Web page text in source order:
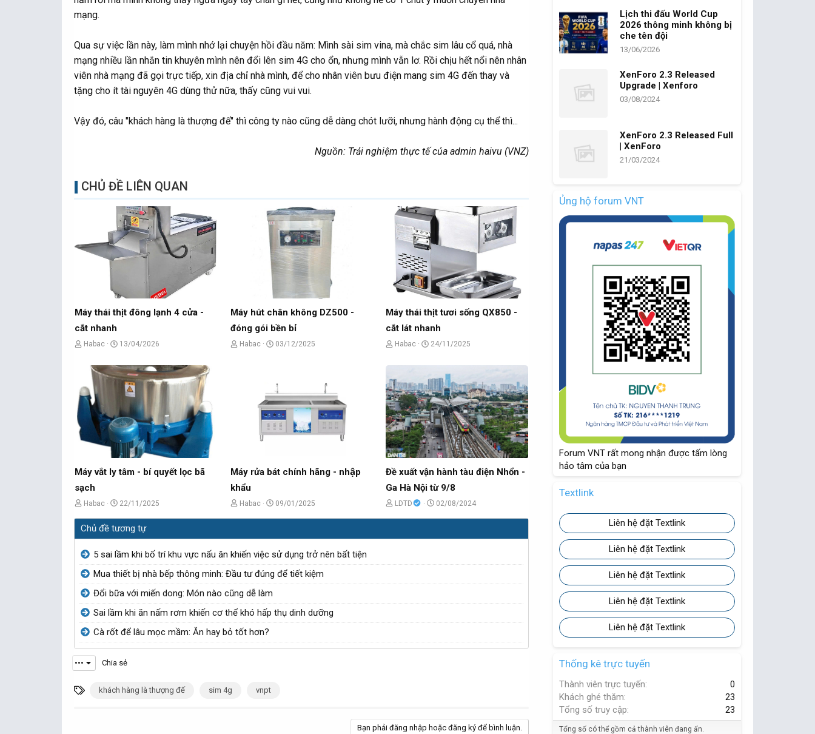
mạng.
Qua sự việc lần này, làm mình nhớ lại chuyện hồi đầu năm: Mình sài sim vina, mà chắc sim lâu cổ quá, nhà
mạng nhiều lần nhắn tin khuyên mình nên đổi lên sim 4G cho ổn, nhưng mình vẫn lơ. Rồi chịu hết nổi nên nhân
viên nhà mạng đã gọi trực tiếp, xin địa chỉ nhà mình, để cho nhân viên bưu điện mang sim 4G đến thay và
tặng cho ít tài nguyên 4G dùng thử nữa, thấy cũng vui vui.
Vậy đó, câu "khách hàng là thượng đế" thì công ty nào cũng dễ dàng chót lưỡi, nhưng hành động cụ thể thì...
Nguồn: Trải nghiệm thực tế của admin haivu (VNZ)
CHỦ ĐỀ LIÊN QUAN
Máy thái thịt đông lạnh 4 cửa -
cắt nhanh
C
đ
Habac
N
à
ử
i
13/04/2026
Máy hút chân không DZ500 -
đóng gói bền bỉ
CHabac
N
y
g
ử
i
03/12/2025
Máy thái thịt tươi sống QX850 -
cắt lát nhanh
C
đ
ề
t
ạ
o
Habac
N
y
g
ử
i
24/11/2025
Máy vắt ly tâm - bí quyết lọc bã
sạch
C
h
ủ
đ
ề
t
ạ
o
b
i
Habac
N
g
à
g
ử
i
22/11/2025
Máy rửa bát chính hãng - nhập
khẩu
C
h
ề
t
ạ
o
b
Habac
N
g
g
ử
09/01/2025
Đề xuất vận hành tàu điện Nhổn -
Ga Hà Nội từ 9/8
C
h
ề
b
LDTD
N
g
g
02/08/2024
Chủ đề tương tự
5 sai lầm khi bố trí khu vực nấu ăn khiến việc sử dụng trở nên bất tiện
Mua thiết bị nhà bếp thông minh: Đầu tư đúng để tiết kiệm
Đổi bữa với miến dong: Món nào cũng dễ làm
Sai lầm khi ăn nấm rơm khiến cơ thể khó hấp thụ dinh dưỡng
Cà rốt để lâu mọc mầm: Ăn hay bỏ tốt hơn?
••• Chia sẻ
T
khách hàng là thượng đế sim 4g vnpt
Bạn phải đăng nhập hoặc đăng ký để bình luận.
Lịch thi đấu World Cup
2026 thông minh không bị
che tên đội
13/06/2026
XenForo 2.3 Released
Upgrade | Xenforo
03/08/2024
XenForo 2.3 Released Full
| XenForo
21/03/2024
Ủng hộ forum VNT
Forum VNT rất mong nhận được tấm lòng
hảo tâm của bạn
Textlink
Liên hệ đặt Textlink
Liên hệ đặt Textlink
Liên hệ đặt Textlink
Liên hệ đặt Textlink
Liên hệ đặt Textlink
Thống kê trực tuyến
Thành viên trực tuyến
0
Khách ghé thăm
23
Tổng số truy cập
23
Tổng số có thể gồm cả thành viên đang ẩn.